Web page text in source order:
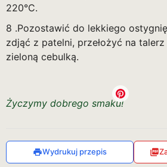
220°C.
8 .Pozostawić do lekkiego
zdjąć z patelni, przełożyć na
zieloną cebulką.
Życzymy dobrego smaku!
Wydrukuj przepis